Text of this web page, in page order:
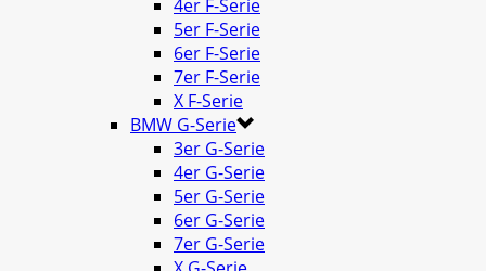
4er F-Serie
5er F-Serie
6er F-Serie
7er F-Serie
X F-Serie
BMW G-Serie
3er G-Serie
4er G-Serie
5er G-Serie
6er G-Serie
7er G-Serie